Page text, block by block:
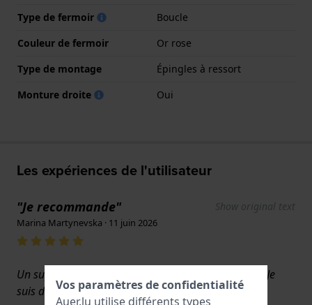
Type de fermoir
Boucle
Couleur de fermoir
Or rose
Type de montage
Épingles à ressort
Monture droite
Oui
Les expériences de l'utilisateur
"Je recommande" Show original text
Marina Martynevska · 11 juin 2026
Un superbe bracelet, presque identique à l'original. Je
suis débutante et je l'ai remplacé moi-même.
Vos paramètres de confidentialité
Auer.lu utilise différents types